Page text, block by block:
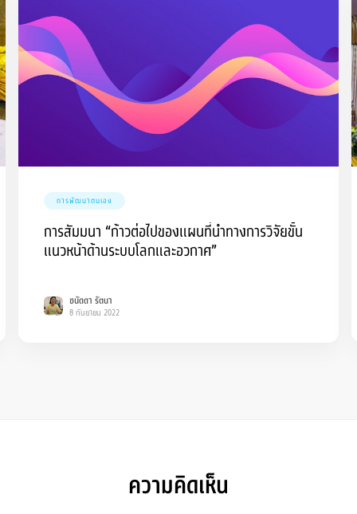
การพัฒนาตนเอง
การสัมมนา “ก้าวต่อไปของแผนที่นำทางการวิจัยขั้น
แนวหน้าด้านระบบโลกและอวกาศ”
ชนัดดา รัตนา
8 กันยายน 2022
ความคิดเห็น